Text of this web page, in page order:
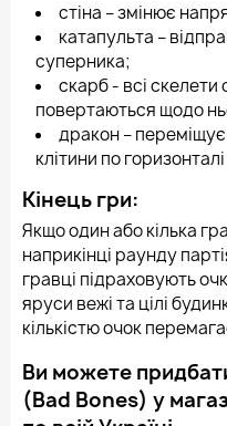
стіна – змінює
катапульта –
суперника;
скарб - всі скелети
повертаються щодо
дракон – переміщує
клітини по
Кінець гри:
Якщо один або кілька
наприкінці раунду
гравці підраховують
яруси вежі та цілі
кількістю очок
Ви можете
(Bad Bones) у